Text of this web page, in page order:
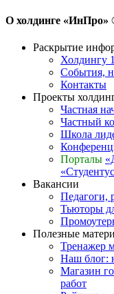
О холдинге «ИнПро»
Раскрытие
Холдингу
События,
Контакты
Проекты
Частная
Частный
Школа
Порталы
Вакансии
Педагоги,
Тьюторы
Полезные
Тренажер
Наш блог:
Магазин
работ